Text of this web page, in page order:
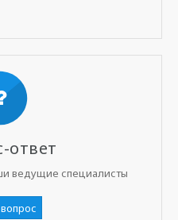
ответ
ведущие специалисты